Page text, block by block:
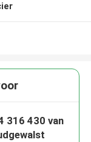
316 430 van